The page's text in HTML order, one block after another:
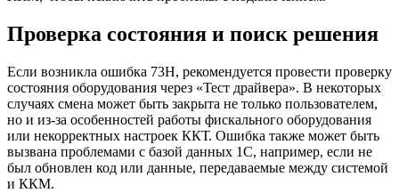
Проверка состояния и поиск решения
Если возникла ошибка 73H, рекомендуется провести проверку
состояния оборудования через «Тест драйвера». В некоторых
случаях смена может быть закрыта не только пользователем,
но и из-за особенностей работы фискального оборудования
или некорректных настроек ККТ. Ошибка также может быть
вызвана проблемами с базой данных 1С, например, если не
был обновлен код или данные, передаваемые между системой
и ККМ.